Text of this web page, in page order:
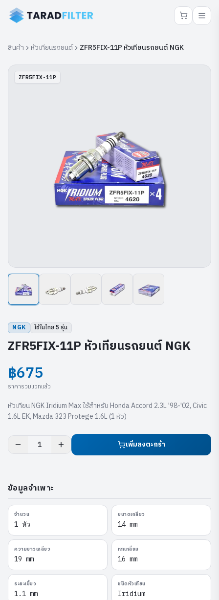
สินค้า หัวเทียนรถยนต์ ZFR5FIX-11P หัวเทียนรถยนต์ NGK
ZFR5FIX-11P
NGK ใช้ในไทย 5 รุ่น
ZFR5FIX-11P หัวเทียนรถยนต์ NGK
฿675
ราคารวมแวทแล้ว
หัวเทียน NGK Iridium Max ใช้สำหรับ Honda Accord 2.3L '98-'02, Civic
1.6L EK, Mazda 323 Protege 1.6L (1 หัว)
1 เพิ่มลงตะกร้า
ข้อมูลจำเพาะ
จำนวน
1 หัว
ขนาดเกลียว
14 mm
ความยาวเกลียว
19 mm
หกเหลี่ยม
16 mm
ระยะเขี้ยว
1.1 mm
ชนิดหัวเทียน
Iridium